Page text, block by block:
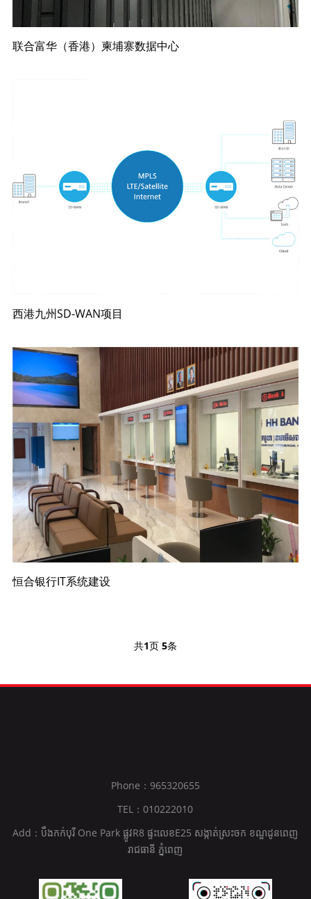
联合富华（香港）柬埔寨数据中心
西港九州SD-WAN项目
恒合银行IT系统建设
共1页 5条
Phone：965320655
TEL：010222010
Add：បឹងកក់បុរី One Park ផ្លូវR8 ផ្ទះលេខE25 សង្កាត់ស្រះចក ខណ្ឌដូនពេញ
រាជធានី ភ្នំពេញ